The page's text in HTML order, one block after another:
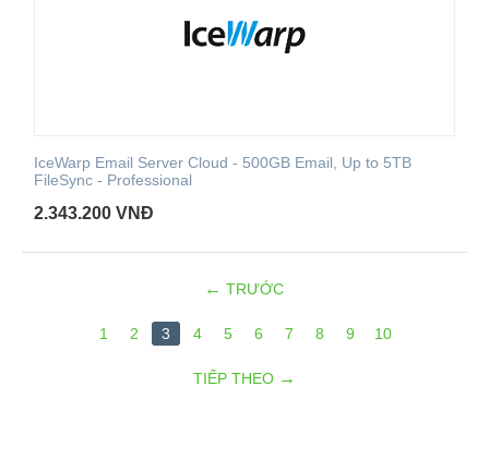
IceWarp Email Server Cloud - 500GB Email, Up to 5TB
FileSync - Professional
2.343.200 VNĐ
TRƯỚC
1 2 3 4 5 6 7 8 9 10
TIẾP THEO